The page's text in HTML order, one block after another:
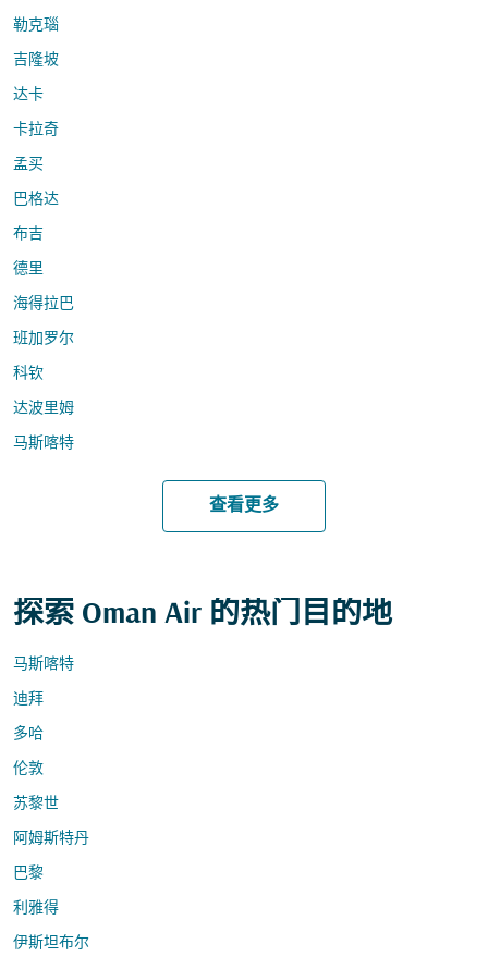
勒克瑙
吉隆坡
达卡
卡拉奇
孟买
巴格达
布吉
德里
海得拉巴
班加罗尔
科钦
达波里姆
马斯喀特
查看更多
探索 Oman Air 的热门目的地
马斯喀特
迪拜
多哈
伦敦
苏黎世
阿姆斯特丹
巴黎
利雅得
伊斯坦布尔